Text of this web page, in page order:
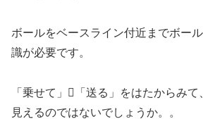
ボールをベースライン付近までボー
識が必要です。
「乗せて」「送る」をはたからみ
見えるのではないでしょうか。。